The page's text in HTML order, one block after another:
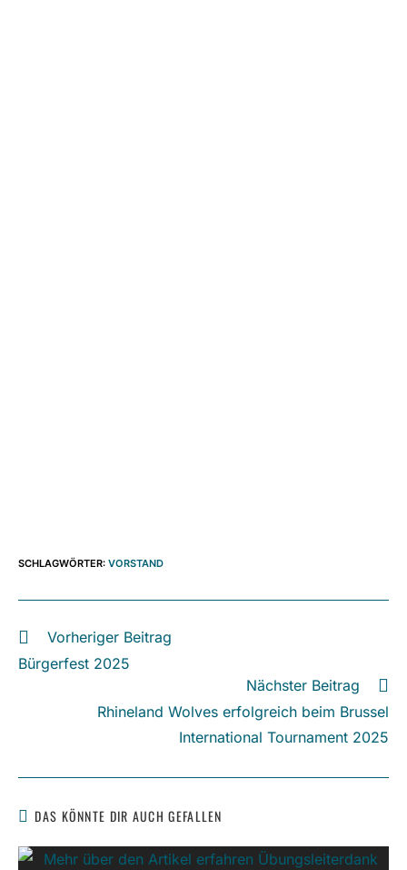
SCHLAGWÖRTER: VORSTAND
Weitere
Artikel
ansehen
Vorheriger Beitrag
Bürgerfest 2025
Nächster Beitrag
Rhineland Wolves erfolgreich beim Brussel
International Tournament 2025
DAS KÖNNTE DIR AUCH GEFALLEN